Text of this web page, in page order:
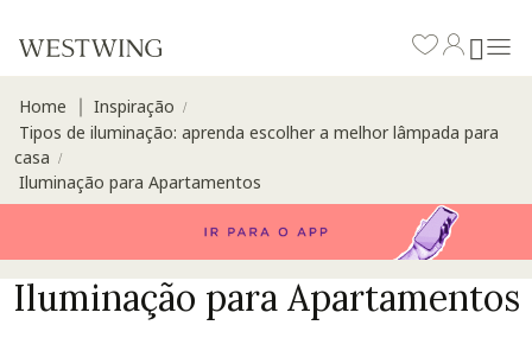
Home Inspiração /
Tipos de iluminação: aprenda escolher a melhor lâmpada para
casa /
Iluminação para Apartamentos
Iluminação para Apartamentos